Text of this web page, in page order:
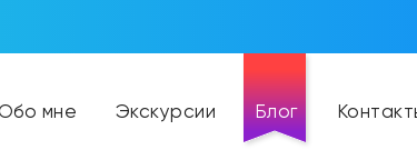
мне Экскурсии Блог